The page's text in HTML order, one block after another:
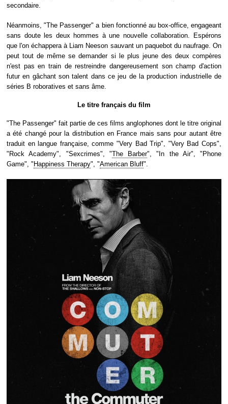
secondaire.
Néanmoins, "The Passenger" a bien fonctionné au box-office, engageant
sans doute les deux hommes à une nouvelle collaboration. Espérons
que l'on échappera à Liam Neeson sauvant un paquebot du naufrage. On
peut tout de même se demander si le plus jeune des deux compères
n'est pas en train de restreindre dangereusement son champ d'action
futur en gâchant son talent dans ce jeu de la production industrielle de
séries B roboratives et sans âme.
Le titre français du film
"The Passenger" fait partie de ces films anglophones dont le titre original
a été changé pour la distribution en France mais sans pour autant être
traduit en langue française, comme "Very Bad Trip", "Very Bad Cops",
"Rock Academy", "Sexcrimes", "The Barber", "In the Air", "Phone
Game", " Happiness Therapy", "American Bluff".